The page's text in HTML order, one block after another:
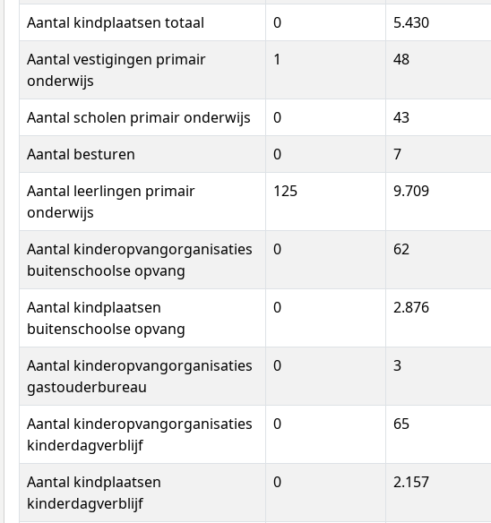
Aantal kindplaatsen totaal 0 5.430
Aantal vestigingen primair
onderwijs
1 48
Aantal scholen primair onderwijs 0 43
Aantal besturen
0 7
Aantal leerlingen primair
onderwijs
125 9.709
Aantal kinderopvangorganisaties
buitenschoolse opvang
0 62
Aantal kindplaatsen
buitenschoolse opvang
0 2.876
Aantal kinderopvangorganisaties
gastouderbureau
0 3
Aantal kinderopvangorganisaties
kinderdagverblijf
0 65
Aantal kindplaatsen
kinderdagverblijf
0 2.157